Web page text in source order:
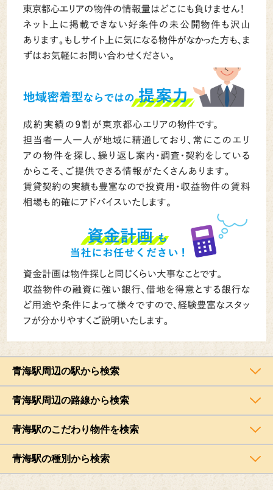
青海駅周辺の駅から検索
青海駅周辺の路線から検索
青海駅のこだわり物件を検索
青海駅の種別から検索